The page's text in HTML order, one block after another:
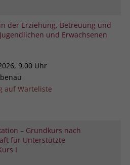
der Erziehung, Betreuung und
und Erwachsenen
9.00 Uhr
auf Warteliste
– Grundkurs nach
für Unterstützte
I